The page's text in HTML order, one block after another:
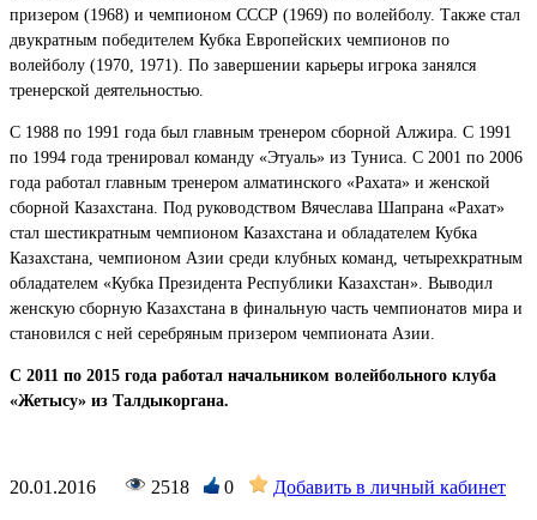
призером (1968) и чемпионом СССР (1969) по волейболу. Также стал
двукратным победителем Кубка Европейских чемпионов по
волейболу (1970, 1971). По завершении карьеры игрока занялся
тренерской деятельностью.
С 1988 по 1991 года был главным тренером сборной Алжира. С 1991
по 1994 года тренировал команду «Этуаль» из Туниса. С 2001 по 2006
года работал главным тренером алматинского «Рахата» и женской
сборной Казахстана. Под руководством Вячеслава Шапрана «Рахат»
стал шестикратным чемпионом Казахстана и обладателем Кубка
Казахстана, чемпионом Азии среди клубных команд, четырехкратным
обладателем «Кубка Президента Республики Казахстан». Выводил
женскую сборную Казахстана в финальную часть чемпионатов мира и
становился с ней серебряным призером чемпионата Азии.
С 2011 по 2015 года работал начальником волейбольного клуба
«Жетысу» из Талдыкоргана.
20.01.2016 2518 0 Добавить в личный кабинет